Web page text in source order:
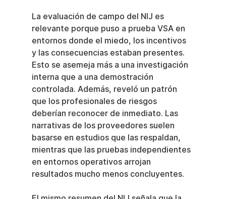
La evaluación de campo del NIJ es
relevante porque puso a prueba VSA en
entornos donde el miedo, los incentivos
y las consecuencias estaban presentes.
Esto se asemeja más a una investigación
interna que a una demostración
controlada. Además, reveló un patrón
que los profesionales de riesgos
deberían reconocer de inmediato. Las
narrativas de los proveedores suelen
basarse en estudios que las respaldan,
mientras que las pruebas independientes
en entornos operativos arrojan
resultados mucho menos concluyentes.